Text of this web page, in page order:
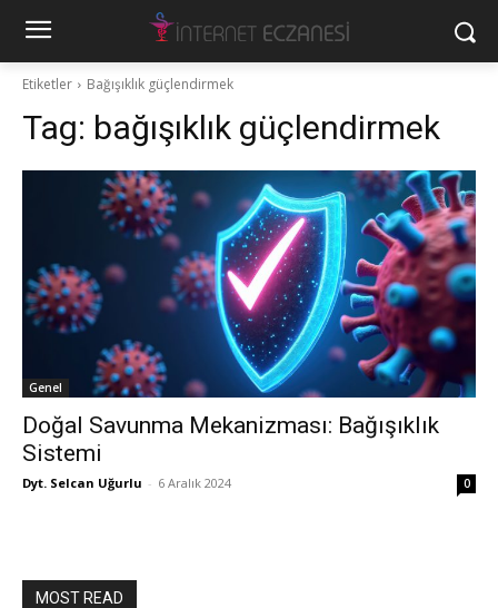
Etiketler Bağışıklık güçlendirmek
Tag: bağışıklık güçlendirmek
Genel
Doğal Savunma Mekanizması: Bağışıklık
Sistemi
Dyt. Selcan Uğurlu - 6 Aralık 2024 0
MOST READ